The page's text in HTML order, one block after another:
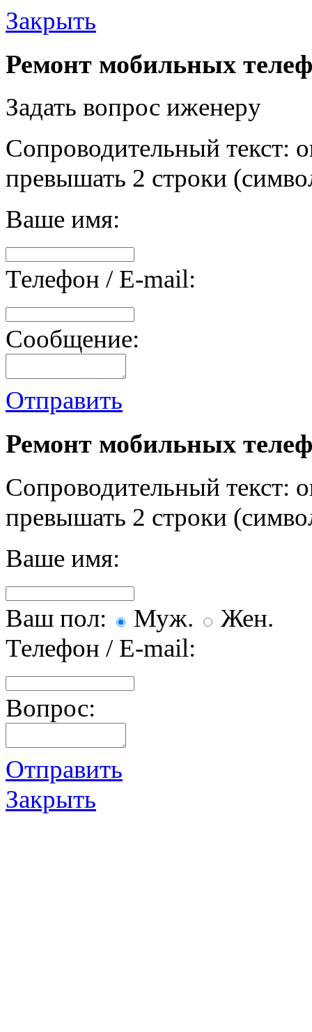
Закрыть
Ремонт мобильных
Задать вопрос иженеру
Сопроводительный текст:
превышать 2 строки
Ваше имя:
Телефон / E-mail:
Сообщение:
Отправить
Ремонт мобильных
Сопроводительный текст:
превышать 2 строки
Ваше имя:
Ваш пол: Муж.
Жен.
Телефон / E-mail:
Вопрос:
Отправить
Закрыть